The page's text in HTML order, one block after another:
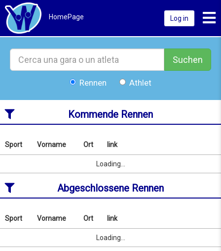
HomePage Log in
Suchen
Rennen Athlet
Kommende Rennen
Nach
Name
suchen
ab
to
09/09/2026
0KM
Sport Vorname Ort
link
link
Loading...
Abgeschlossene Rennen
Nach
Name
Sport Vorname Ort
link
link
Loading...